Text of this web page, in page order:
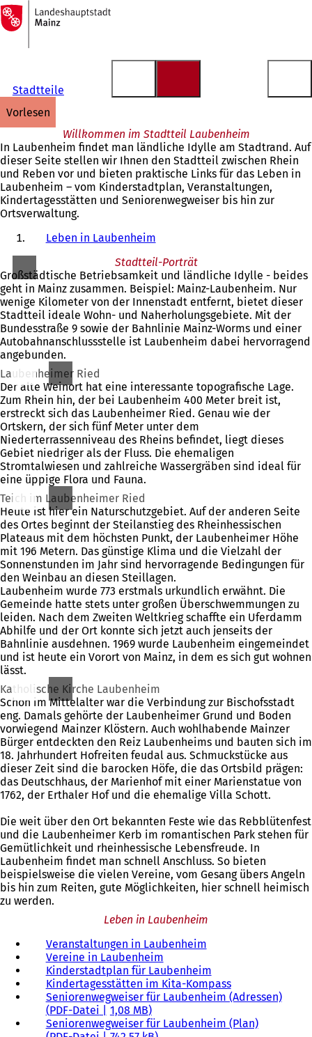
Inhalt anspringen
Zur
Startseite
Stadtteile
vorlesen
Willkommen im Stadtteil Laubenheim
In Laubenheim findet man ländliche Idylle am Stadtrand. Auf
dieser Seite stellen wir Ihnen den Stadtteil zwischen Rhein
und Reben vor und bieten praktische Links für das Leben in
Laubenheim – vom Kinderstadtplan, Veranstaltungen,
Kindertagesstätten und Seniorenwegweiser bis hin zur
Ortsverwaltung.
Leben in Laubenheim
Stadtteil-Porträt
Großstädtische Betriebsamkeit und ländliche Idylle - beides
geht in Mainz zusammen. Beispiel: Mainz-Laubenheim. Nur
wenige Kilometer von der Innenstadt entfernt, bietet dieser
Stadtteil ideale Wohn- und Naherholungsgebiete. Mit der
Bundesstraße 9 sowie der Bahnlinie Mainz-Worms und einer
Autobahnanschlussstelle ist Laubenheim dabei hervorragend
angebunden.
Laubenheimer Ried
Der alte Weinort hat eine interessante topografische Lage.
Zum Rhein hin, der bei Laubenheim 400 Meter breit ist,
erstreckt sich das Laubenheimer Ried. Genau wie der
Ortskern, der sich fünf Meter unter dem
Niederterrassenniveau des Rheins befindet, liegt dieses
Gebiet niedriger als der Fluss. Die ehemaligen
Stromtalwiesen und zahlreiche Wassergräben sind ideal für
eine üppige Flora und Fauna.
Teich im Laubenheimer Ried
Heute ist hier ein Naturschutzgebiet. Auf der anderen Seite
des Ortes beginnt der Steilanstieg des Rheinhessischen
Plateaus mit dem höchsten Punkt, der Laubenheimer Höhe
mit 196 Metern. Das günstige Klima und die Vielzahl der
Sonnenstunden im Jahr sind hervorragende Bedingungen für
den Weinbau an diesen Steillagen.
Laubenheim wurde 773 erstmals urkundlich erwähnt. Die
Gemeinde hatte stets unter großen Überschwemmungen zu
leiden. Nach dem Zweiten Weltkrieg schaffte ein Uferdamm
Abhilfe und der Ort konnte sich jetzt auch jenseits der
Bahnlinie ausdehnen. 1969 wurde Laubenheim eingemeindet
und ist heute ein Vorort von Mainz, in dem es sich gut wohnen
lässt.
Katholische Kirche Laubenheim
Schon im Mittelalter war die Verbindung zur Bischofsstadt
eng. Damals gehörte der Laubenheimer Grund und Boden
vorwiegend Mainzer Klöstern. Auch wohlhabende Mainzer
Bürger entdeckten den Reiz Laubenheims und bauten sich im
18. Jahrhundert Hofreiten feudal aus. Schmuckstücke aus
dieser Zeit sind die barocken Höfe, die das Ortsbild prägen:
das Deutschhaus, der Marienhof mit einer Marienstatue von
1762, der Erthaler Hof und die ehemalige Villa Schott.
Die weit über den Ort bekannten Feste wie das Rebblütenfest
und die Laubenheimer Kerb im romantischen Park stehen für
Gemütlichkeit und rheinhessische Lebensfreude. In
Laubenheim findet man schnell Anschluss. So bieten
beispielsweise die vielen Vereine, vom Gesang übers Angeln
bis hin zum Reiten, gute Möglichkeiten, hier schnell heimisch
zu werden.
Leben in Laubenheim
Veranstaltungen in Laubenheim
Vereine in Laubenheim
Kinderstadtplan für Laubenheim
Kindertagesstätten im Kita-Kompass
Seniorenwegweiser für Laubenheim (Adressen)
PDF-Datei
1,08 MB
Seniorenwegweiser für Laubenheim (Plan)